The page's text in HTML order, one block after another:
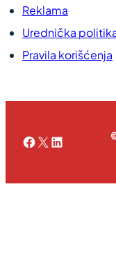
Reklama
Urednička
Pravila korišćenja
Facebook
X LinkedIn